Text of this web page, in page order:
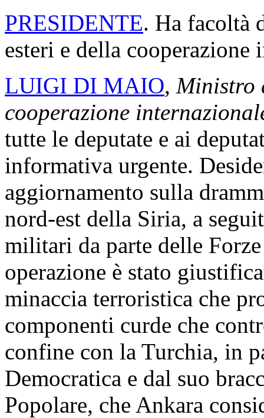
PRESIDENTE. Ha facoltà
esteri e della
LUIGI DI MAIO, Ministro
cooperazione
tutte le deputate e ai
informativa urgente.
aggiornamento sulla
nord-est della Siria, a
militari da parte delle
operazione è stato
minaccia terroristica che
componenti curde che
confine con la Turchia, in
Democratica e dal suo
Popolare, che Ankara